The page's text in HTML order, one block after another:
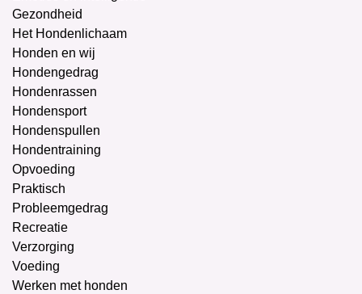
Gezondheid
Het Hondenlichaam
Honden en wij
Hondengedrag
Hondenrassen
Hondensport
Hondenspullen
Hondentraining
Opvoeding
Praktisch
Probleemgedrag
Recreatie
Verzorging
Voeding
Werken met honden